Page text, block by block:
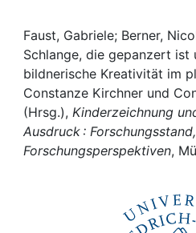
Awards
My FIS
Help
Faust, Gabriele; Berner,
Schlange, die gepanzert ist
bildnerische Kreativität im
Constanze Kirchner und
(Hrsg.), Kinderzeichnung
Ausdruck : Forschungsstand,
Forschungsperspektiven,